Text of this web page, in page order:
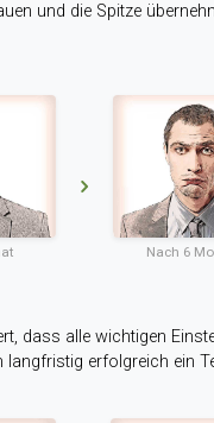
und die Spitze
Nach 6
dass alle wichtigen
erfolgreich ein